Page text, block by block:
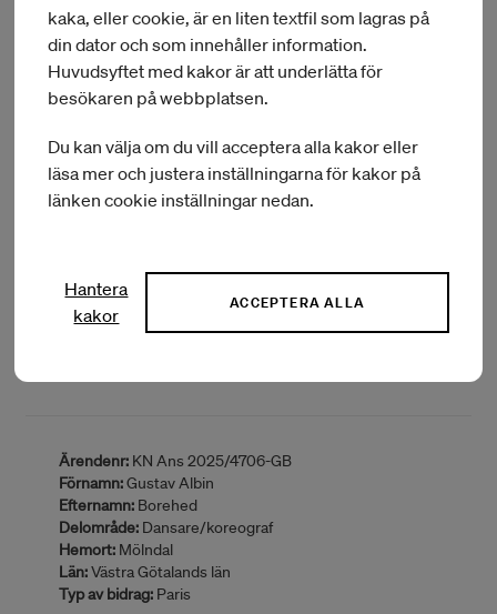
Län:Stockholms län
Typ av bidrag:Paris
BEVILJAT BELOPP:
20 000 kr
Ärendenr:KN Ans 2025/4665-GB
Förnamn:Kirsi Maria Pauliina
Bromma
Län:Stockholms län
Typ av bidrag:
Ärendenr: KN Ans 2025/4706-GB
Förnamn:Gustav Albin
Efternamn: Borehed
Delområde: Dansare/koreograf
Hemort: Mölndal
Län:Västra Götalands län
Typ av bidrag: Paris
kaka, eller cookie, är en liten textfil som lagras på
din dator och som innehåller information.
Huvudsyftet med kakor är att underlätta för
besökaren på webbplatsen.
Du kan välja om du vill acceptera alla kakor eller
läsa mer och justera inställningarna för kakor på
länken cookie inställningar nedan.
Hantera
kakor
ACCEPTERA ALLA